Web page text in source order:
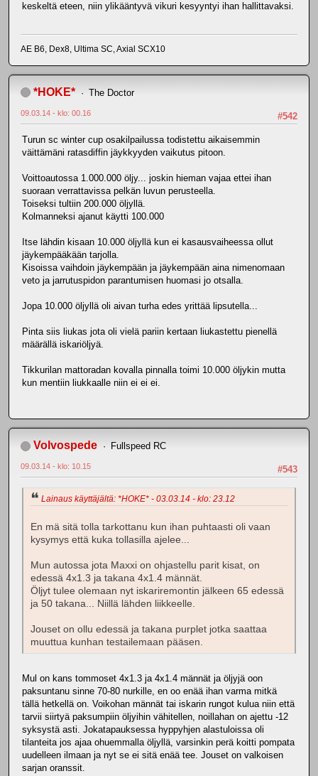
keskeltä eteen, niin ylikääntyvä vikuri kesyyntyi ihan hallittavaksi.
AE B6, Dex8, Ultima SC, Axial SCX10
*HOKE* The Doctor
#542
09.03.14 - klo: 00.16
Turun sc winter cup osakilpailussa todistettu aikaisemmin
väittämäni ratasdiffin jäykkyyden vaikutus pitoon.
Voittoautossa 1.000.000 öljy... joskin hieman vajaa ettei ihan
suoraan verrattavissa pelkän luvun perusteella.
Toiseksi tultiin 200.000 öljyllä.
Kolmanneksi ajanut käytti 100.000
Itse lähdin kisaan 10.000 öljyllä kun ei kasausvaiheessa ollut
jäykempääkään tarjolla.
Kisoissa vaihdoin jäykempään ja jäykempään aina nimenomaan
veto ja jarrutuspidon parantumisen huomasi jo otsalla.
Jopa 10.000 öljyllä oli aivan turha edes yrittää lipsutella...
Pinta siis liukas jota oli vielä pariin kertaan liukastettu pienellä
määrällä iskariöljyä.
Tikkurilan mattoradan kovalla pinnalla toimi 10.000 öljykin mutta
kun mentiin liukkaalle niin ei ei ei.
Volvospede Fullspeed RC
#543
09.03.14 - klo: 10.15
Lainaus käyttäjältä: *HOKE* - 03.03.14 - klo: 23.12
En mä sitä tolla tarkottanu kun ihan puhtaasti oli vaan
kysymys että kuka tollasilla ajelee...
Mun autossa jota Maxxi on ohjastellu parit kisat, on
edessä 4x1.3 ja takana 4x1.4 männät.
Öljyt tulee olemaan nyt iskariremontin jälkeen 65 edessä
ja 50 takana... Niillä lähden liikkeelle.
Jouset on ollu edessä ja takana purplet jotka saattaa
muuttua kunhan testailemaan pääsen.
Mul on kans tommoset 4x1.3 ja 4x1.4 männät ja öljyjä oon
paksuntanu sinne 70-80 nurkille, en oo enää ihan varma mitkä
tällä hetkellä on. Voikohan männät tai iskarin rungot kulua niin että
tarvii siirtyä paksumpiin öljyihin vähitellen, noillahan on ajettu -12
syksystä asti. Jokatapauksessa hyppyhjen alastuloissa oli
tilanteita jos ajaa ohuemmalla öljyllä, varsinkin perä koitti pompata
uudelleen ilmaan ja nyt se ei sitä enää tee. Jouset on valkoisen
sarjan oranssit.